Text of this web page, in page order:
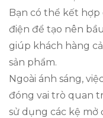
Bạn có thể kết hợp
điện để tạo nên
giúp khách hàng
sản phẩm.
Ngoài ánh sáng,
đóng vai trò quan
sử dụng các kệ mở